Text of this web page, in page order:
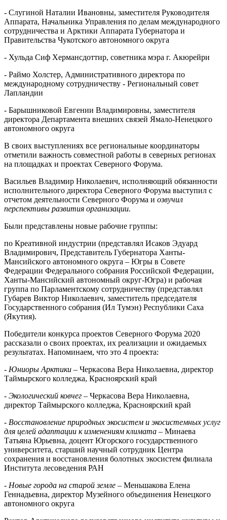
- Слугиной Наталии Ивановны, заместителя Руководителя
Аппарата, Начальника Управления по делам международного
сотрудничества и Арктики Аппарата Губернатора и
Правительства Чукотского автономного округа
- Хульда Сиф Хермансдоттир, советника мэра г. Акюрейри
- Раймо Холстер, Административного директора по
международному сотрудничеству - Региональный совет
Лапландии
- Барышниковой Евгении Владимировны, заместителя
директора Департамента внешних связей Ямало-Ненецкого
автономного округа
В своих выступлениях все региональные координаторы
отметили важность совместной работы в северных регионах
на площадках и проектах Северного Форума.
Васильев Владимир Николаевич, исполняющий обязанности
исполнительного директора Северного Форума выступил с
отчетом деятельности Северного Форума и озвучил
перспективы развития организации.
Были представлены новые рабочие группы:
по Креативной индустрии (представлял Исаков Эдуард
Владимирович, Представитель Губернатора Ханты-
Мансийского автономного округа – Югры в Совете
Федерации Федерального собрания Российской Федерации,
Ханты-Мансийский автономный округ-Югра) и рабочая
группа по Парламентскому сотрудничеству (представлял
Губарев Виктор Николаевич, заместитель председателя
Государственного собрания (Ил Тумэн) Республики Саха
(Якутия).
Победители конкурса проектов Северного Форума 2020
рассказали о своих проектах, их реализации и ожидаемых
результатах. Напоминаем, что это 4 проекта:
- Юниоры Арктики – Черкасова Вера Николаевна, директор
Таймырского колледжа, Красноярский край
- Экологический ковчег – Черкасова Вера Николаевна,
директор Таймырского колледжа, Красноярский край
- Восстановление природных экосистем и экосистемных услуг
для целей адаптации к изменениям климата – Минаева
Татьяна Юрьевна, доцент Югорского государственного
университета, старший научный сотрудник Центра
сохранения и восстановления болотных экосистем филиала
Института лесоведения РАН
- Новые города на старой земле – Меньшакова Елена
Геннадьевна, директор Музейного объединения Ненецкого
автономного округа